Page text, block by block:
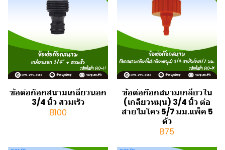
ข้อต่อก๊อกสนามเกลียวนอก
3/4 นิ้ว สวมเร็ว
฿100
ข้อต่อก๊อกสนามเกลียวใน
(เกลียวหมุน) 3/4 นิ้ว ต่อ
สายไมโคร 5/7 มม.แพ็ค 5
ตัว
฿75